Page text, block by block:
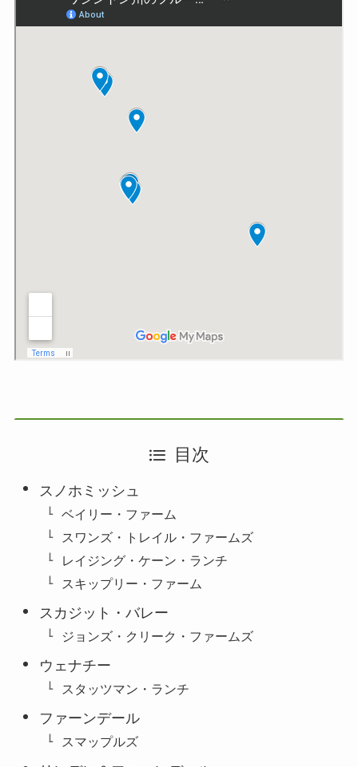
目次
スノホミッシュ
ベイリー・ファーム
スワンズ・トレイル・ファームズ
レイジング・ケーン・ランチ
スキップリー・ファーム
スカジット・バレー
ジョンズ・クリーク・ファームズ
ウェナチー
スタッツマン・ランチ
ファーンデール
スマップルズ